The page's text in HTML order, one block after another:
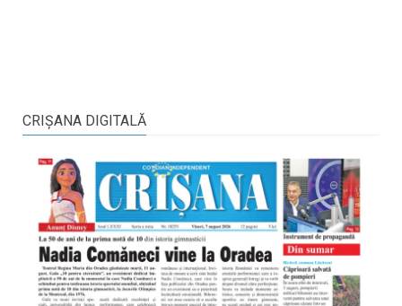
CRIŞANA DIGITALĂ